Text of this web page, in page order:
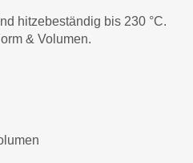
hitzebeständig bis 230 °C.
& Volumen.